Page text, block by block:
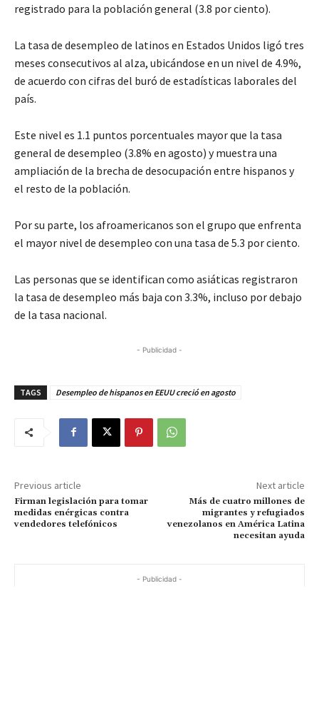
registrado para la población general (3.8 por ciento).
La tasa de desempleo de latinos en Estados Unidos ligó tres
meses consecutivos al alza, ubicándose en un nivel de 4.9%,
de acuerdo con cifras del buró de estadísticas laborales del
país.
Este nivel es 1.1 puntos porcentuales mayor que la tasa
general de desempleo (3.8% en agosto) y muestra una
ampliación de la brecha de desocupación entre hispanos y
el resto de la población.
Por su parte, los afroamericanos son el grupo que enfrenta
el mayor nivel de desempleo con una tasa de 5.3 por ciento.
Las personas que se identifican como asiáticas registraron
la tasa de desempleo más baja con 3.3%, incluso por debajo
de la tasa nacional.
- Publicidad -
TAGS Desempleo de hispanos en EEUU creció en agosto
Previous article
Firman legislación para tomar
medidas enérgicas contra
vendedores telefónicos
Next article
Más de cuatro millones de
migrantes y refugiados
venezolanos en América Latina
necesitan ayuda
- Publicidad -